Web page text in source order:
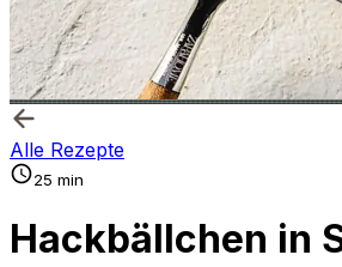
Alle Rezepte
25 min
Hackbällchen in